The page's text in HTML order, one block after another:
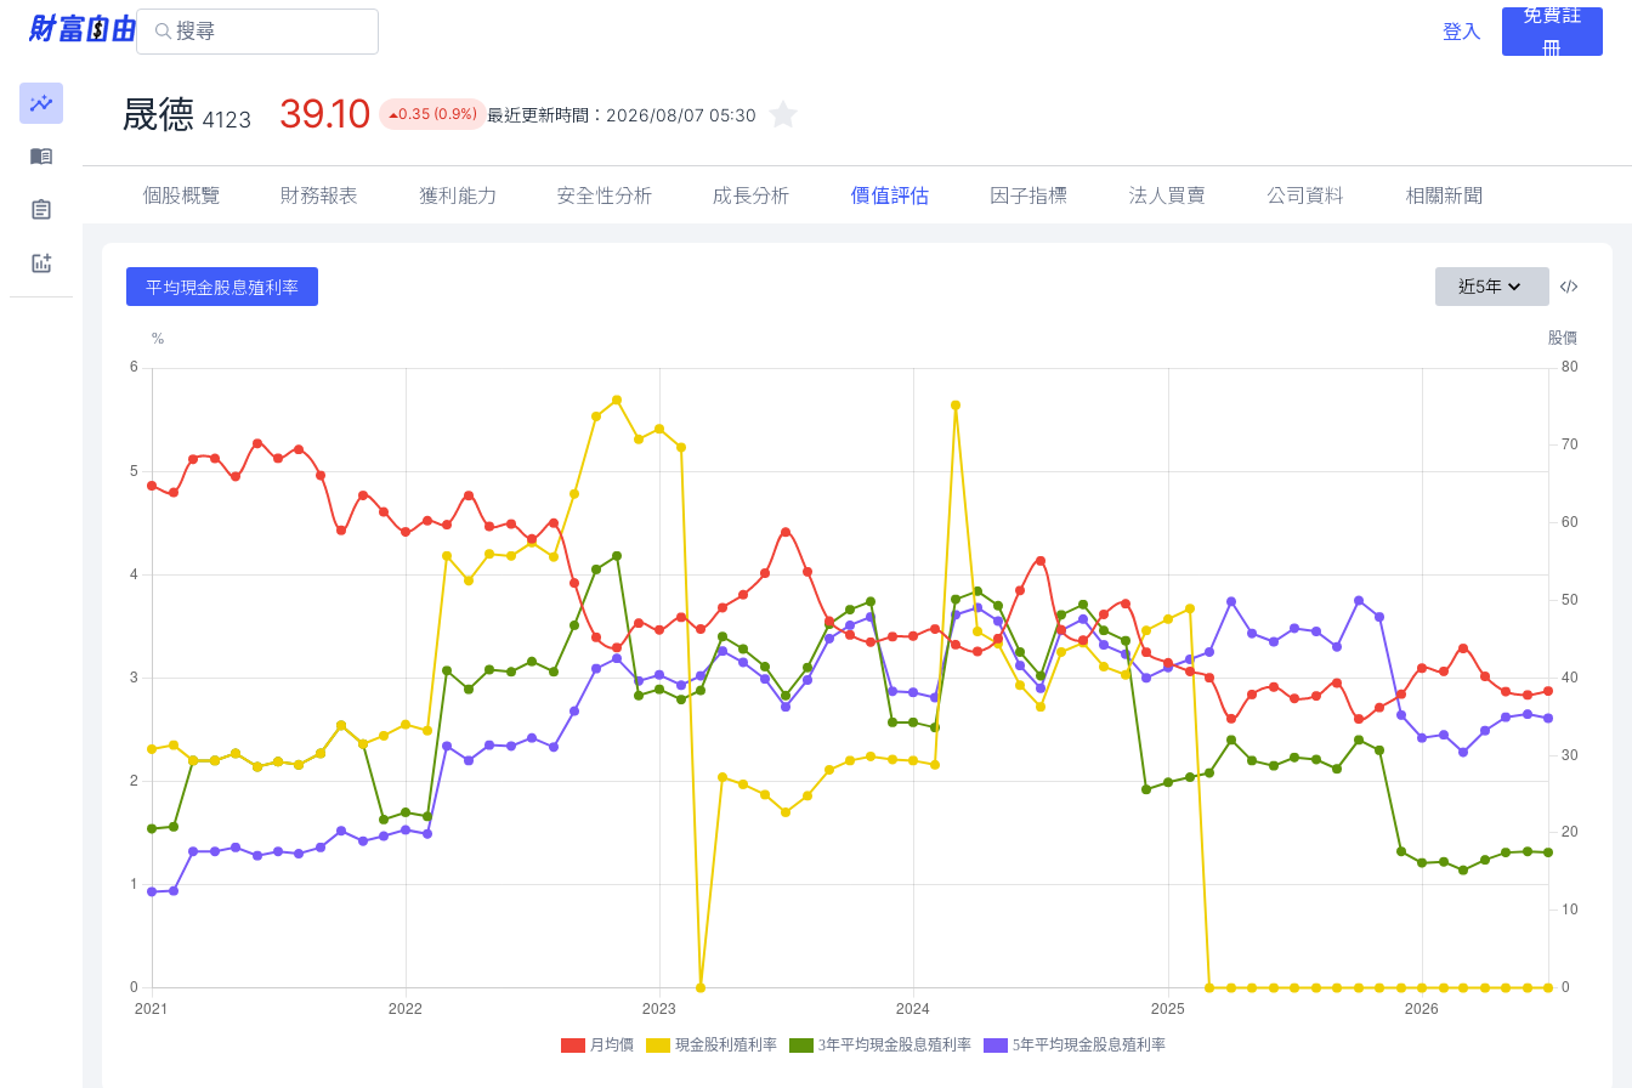
登入
免費註
冊
晟德 4123 39.10 0.35 (0.9%) 最近更新時間： 2026/08/07 05:30
個股概覽 財務報表 獲利能力 安全性分析 成長分析 價值評估 因子指標 法人買賣 公司資料 相關新聞
平均現金股息殖利率 近5年
月均價 現金股利殖利率 3年平均現金股息殖利率 5年平均現金股息殖利率